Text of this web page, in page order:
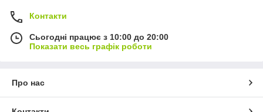
Контакти
Сьогодні працює з 10:00 до 20:00
Показати весь графік роботи
Про нас